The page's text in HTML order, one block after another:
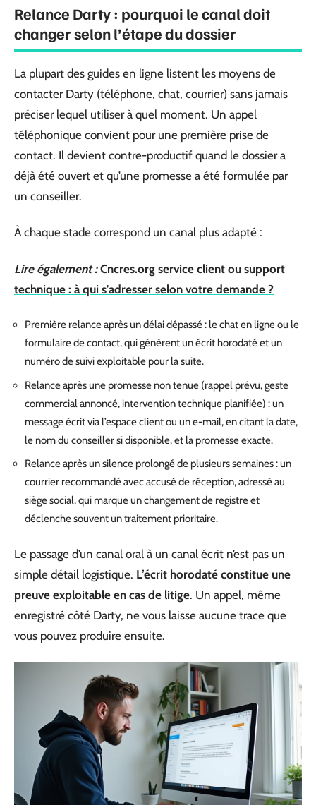
Relance Darty : pourquoi le canal doit
changer selon l’étape du dossier
La plupart des guides en ligne listent les moyens de
contacter Darty (téléphone, chat, courrier) sans jamais
préciser lequel utiliser à quel moment. Un appel
téléphonique convient pour une première prise de
contact. Il devient contre-productif quand le dossier a
déjà été ouvert et qu’une promesse a été formulée par
un conseiller.
À chaque stade correspond un canal plus adapté :
Lire également : Cncres.org service client ou support
technique : à qui s'adresser selon votre demande ?
Première relance après un délai dépassé : le chat en ligne ou le
formulaire de contact, qui génèrent un écrit horodaté et un
numéro de suivi exploitable pour la suite.
Relance après une promesse non tenue (rappel prévu, geste
commercial annoncé, intervention technique planifiée) : un
message écrit via l’espace client ou un e-mail, en citant la date,
le nom du conseiller si disponible, et la promesse exacte.
Relance après un silence prolongé de plusieurs semaines : un
courrier recommandé avec accusé de réception, adressé au
siège social, qui marque un changement de registre et
déclenche souvent un traitement prioritaire.
Le passage d’un canal oral à un canal écrit n’est pas un
simple détail logistique. L’écrit horodaté constitue une
preuve exploitable en cas de litige. Un appel, même
enregistré côté Darty, ne vous laisse aucune trace que
vous pouvez produire ensuite.